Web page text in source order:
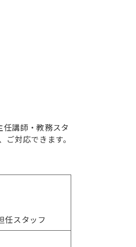
講師・教務スタ
対応できます。
任スタッフ